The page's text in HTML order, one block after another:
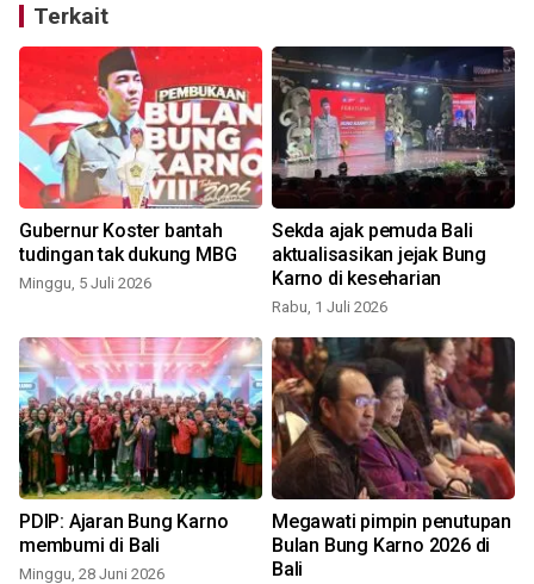
Terkait
Gubernur Koster bantah
tudingan tak dukung MBG
Minggu, 5 Juli 2026
Sekda ajak pemuda Bali
aktualisasikan jejak Bung
Karno di keseharian
Rabu, 1 Juli 2026
PDIP: Ajaran Bung Karno
membumi di Bali
Minggu, 28 Juni 2026
Megawati pimpin penutupan
Bulan Bung Karno 2026 di
Bali